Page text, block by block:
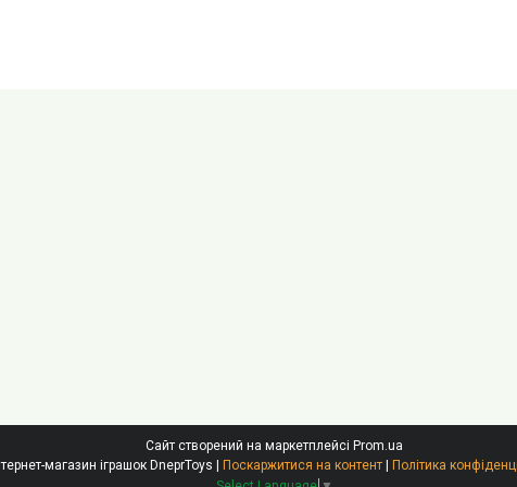
Сайт створений на маркетплейсі Prom.ua
Інтернет-магазин іграшок DneprToys | Поскаржитися на контент | Політика